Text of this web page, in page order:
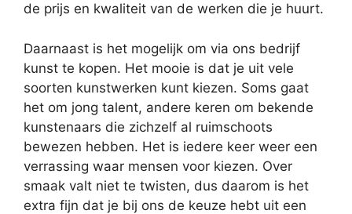
de prijs en kwaliteit van de werken die je huurt.
Daarnaast is het mogelijk om via ons bedrijf
kunst te kopen. Het mooie is dat je uit vele
soorten kunstwerken kunt kiezen. Soms gaat
het om jong talent, andere keren om bekende
kunstenaars die zichzelf al ruimschoots
bewezen hebben. Het is iedere keer weer een
verrassing waar mensen voor kiezen. Over
smaak valt niet te twisten, dus daarom is het
extra fijn dat je bij ons de keuze hebt uit een